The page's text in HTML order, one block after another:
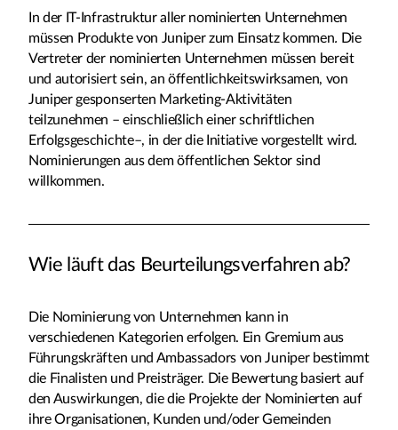
In der IT-Infrastruktur aller nominierten Unternehmen
müssen Produkte von Juniper zum Einsatz kommen. Die
Vertreter der nominierten Unternehmen müssen bereit
und autorisiert sein, an öffentlichkeitswirksamen, von
Juniper gesponserten Marketing-Aktivitäten
teilzunehmen – einschließlich einer schriftlichen
Erfolgsgeschichte–, in der die Initiative vorgestellt wird.
Nominierungen aus dem öffentlichen Sektor sind
willkommen.
Wie läuft das Beurteilungsverfahren ab?
Die Nominierung von Unternehmen kann in
verschiedenen Kategorien erfolgen. Ein Gremium aus
Führungskräften und Ambassadors von Juniper bestimmt
die Finalisten und Preisträger. Die Bewertung basiert auf
den Auswirkungen, die die Projekte der Nominierten auf
ihre Organisationen, Kunden und/oder Gemeinden